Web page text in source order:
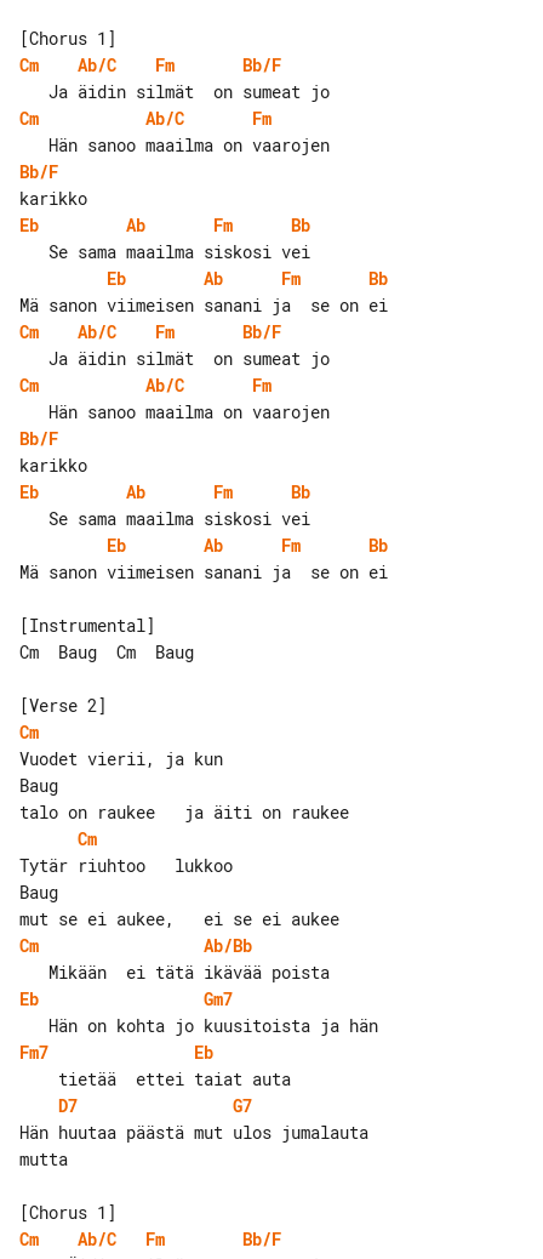
Cm
Ab/C Fm
Bb/F
Cm
Ab/C
Fm
Bb/F
Eb
Ab Fm
Bb
Eb
Ab Fm
Bb
Cm
Ab/C Fm
Bb/F
Cm
Ab/C
Fm
Bb/F
Eb
Ab Fm
Bb
Eb
Ab Fm
Bb
Mä sanon viimeisen sanani ja  se on ei
[Instrumental]
Cm  Baug  Cm  Baug
Cm
Vuodet vierii, ja kun
Baug
Cm
Tytär riuhtoo   lukkoo
Baug
Cm
Ab/Bb
Eb
Gm7
Fm7
Eb
D7
G7
Hän huutaa päästä mut ulos jumalauta
mutta
Cm
Ab/C Fm
Bb/F